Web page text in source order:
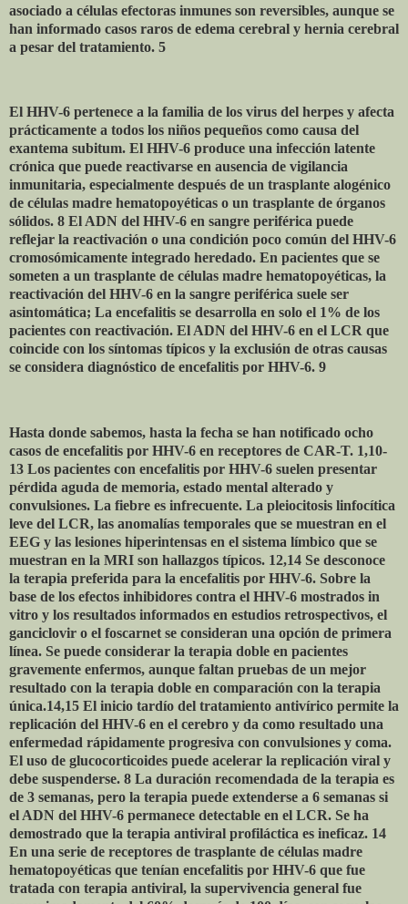
asociado a células efectoras inmunes son reversibles, aunque se
han informado casos raros de edema cerebral y hernia cerebral
a pesar del tratamiento. 5
El HHV-6 pertenece a la familia de los virus del herpes y afecta
prácticamente a todos los niños pequeños como causa del
exantema subitum. El HHV-6 produce una infección latente
crónica que puede reactivarse en ausencia de vigilancia
inmunitaria, especialmente después de un trasplante alogénico
de células madre hematopoyéticas o un trasplante de órganos
sólidos. 8 El ADN del HHV-6 en sangre periférica puede
reflejar la reactivación o una condición poco común del HHV-6
cromosómicamente integrado heredado. En pacientes que se
someten a un trasplante de células madre hematopoyéticas, la
reactivación del HHV-6 en la sangre periférica suele ser
asintomática; La encefalitis se desarrolla en solo el 1% de los
pacientes con reactivación. El ADN del HHV-6 en el LCR que
coincide con los síntomas típicos y la exclusión de otras causas
se considera diagnóstico de encefalitis por HHV-6. 9
Hasta donde sabemos, hasta la fecha se han notificado ocho
casos de encefalitis por HHV-6 en receptores de CAR-T. 1,10-
13 Los pacientes con encefalitis por HHV-6 suelen presentar
pérdida aguda de memoria, estado mental alterado y
convulsiones. La fiebre es infrecuente. La pleiocitosis linfocítica
leve del LCR, las anomalías temporales que se muestran en el
EEG y las lesiones hiperintensas en el sistema límbico que se
muestran en la MRI son hallazgos típicos. 12,14 Se desconoce
la terapia preferida para la encefalitis por HHV-6. Sobre la
base de los efectos inhibidores contra el HHV-6 mostrados in
vitro y los resultados informados en estudios retrospectivos, el
ganciclovir o el foscarnet se consideran una opción de primera
línea. Se puede considerar la terapia doble en pacientes
gravemente enfermos, aunque faltan pruebas de un mejor
resultado con la terapia doble en comparación con la terapia
única.14,15 El inicio tardío del tratamiento antivírico permite la
replicación del HHV-6 en el cerebro y da como resultado una
enfermedad rápidamente progresiva con convulsiones y coma.
El uso de glucocorticoides puede acelerar la replicación viral y
debe suspenderse. 8 La duración recomendada de la terapia es
de 3 semanas, pero la terapia puede extenderse a 6 semanas si
el ADN del HHV-6 permanece detectable en el LCR. Se ha
demostrado que la terapia antiviral profiláctica es ineficaz. 14
En una serie de receptores de trasplante de células madre
hematopoyéticas que tenían encefalitis por HHV-6 que fue
tratada con terapia antiviral, la supervivencia general fue